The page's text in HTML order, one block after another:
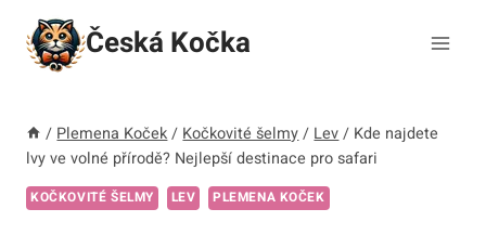
Přeskočit
obsah
Česká Kočka
/ Plemena Koček / Kočkovité šelmy / Lev / Kde najdete
lvy ve volné přírodě? Nejlepší destinace pro safari
KOČKOVITÉ ŠELMY LEV PLEMENA KOČEK